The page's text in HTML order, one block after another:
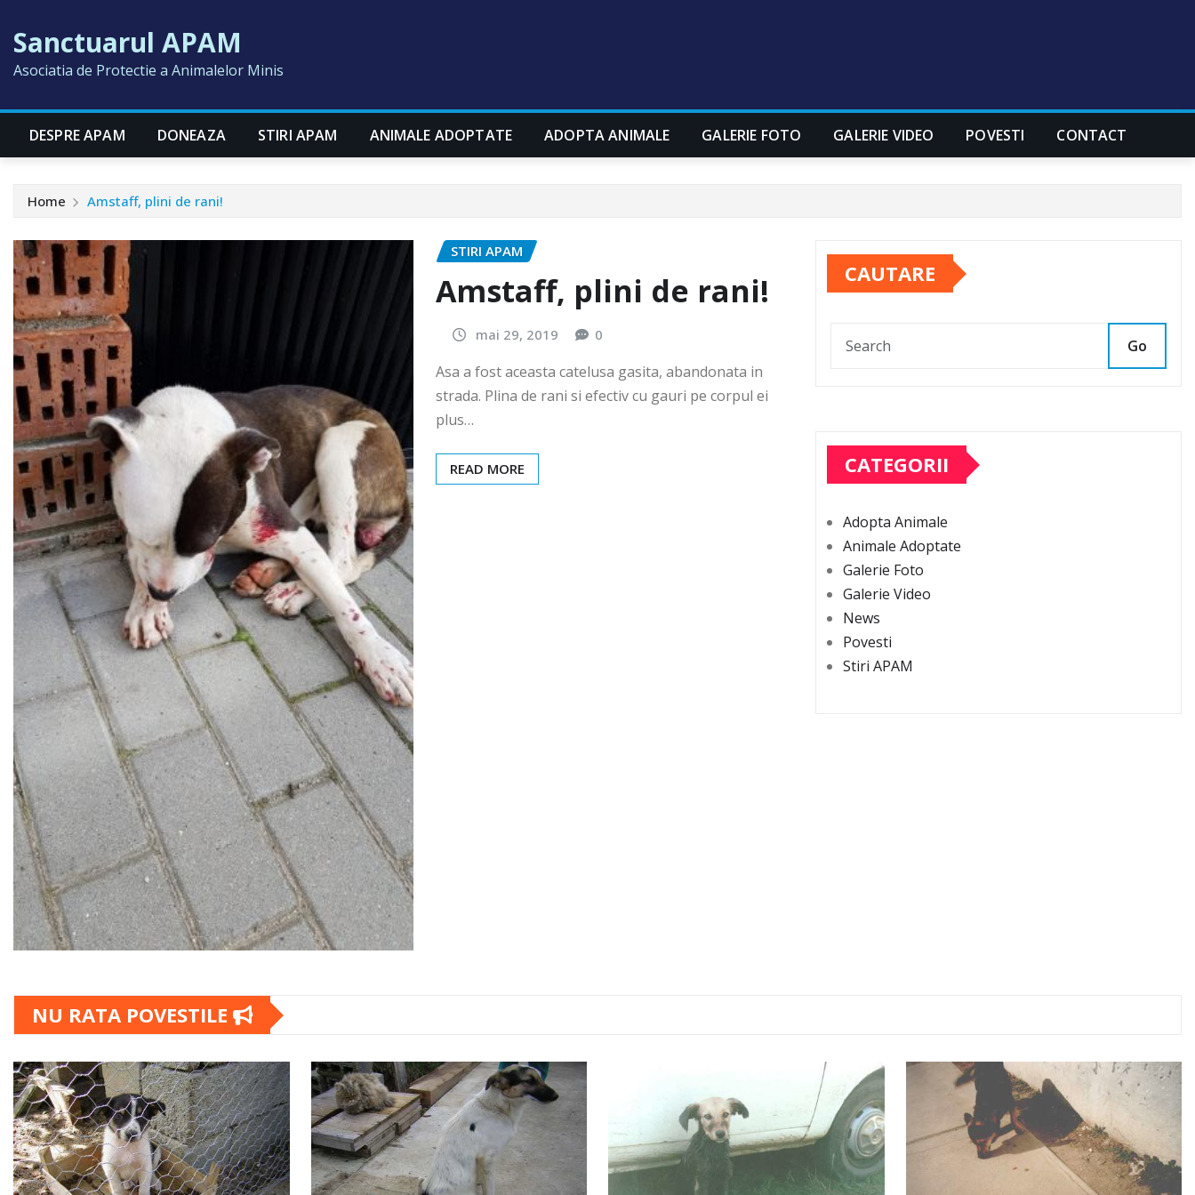
content
Sanctuarul APAM
Asociatia de Protectie a Animalelor Minis
DESPRE APAM DONEAZA STIRI APAM ANIMALE ADOPTATE ADOPTA ANIMALE GALERIE FOTO GALERIE VIDEO POVESTI CONTACT
Home Amstaff, plini de rani!
STIRI APAM
Amstaff, plini de rani!
mai 29, 2019 0
Asa a fost aceasta catelusa gasita, abandonata in
strada. Plina de rani si efectiv cu gauri pe corpul ei
plus…
READ MORE
CAUTARE
Go
CATEGORII
Adopta Animale
Animale Adoptate
Galerie Foto
Galerie Video
News
Povesti
Stiri APAM
NU RATA POVESTILE